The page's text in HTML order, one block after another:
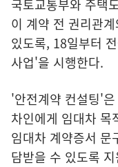
국토교통부와 주택
이 계약 전 권리관
있도록, 18일부터
사업'을 시행한다.
'안전계약 컨설팅'
차인에게 임대차 목
임대차 계약증서 문
담받을 수 있도록